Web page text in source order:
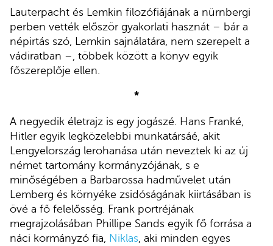
Lauterpacht és Lemkin filozófiájának a nürnbergi
perben vették először gyakorlati hasznát – bár a
népirtás szó, Lemkin sajnálatára, nem szerepelt a
vádiratban –, többek között a könyv egyik
főszereplője ellen.
*
A negyedik életrajz is egy jogászé. Hans Franké,
Hitler egyik legközelebbi munkatársáé, akit
Lengyelország lerohanása után neveztek ki az új
német tartomány kormányzójának, s e
minőségében a Barbarossa hadművelet után
Lemberg és környéke zsidóságának kiirtásában is
övé a fő felelősség. Frank portréjának
megrajzolásában Phillipe Sands egyik fő forrása a
náci kormányzó fia, Niklas , aki minden egyes